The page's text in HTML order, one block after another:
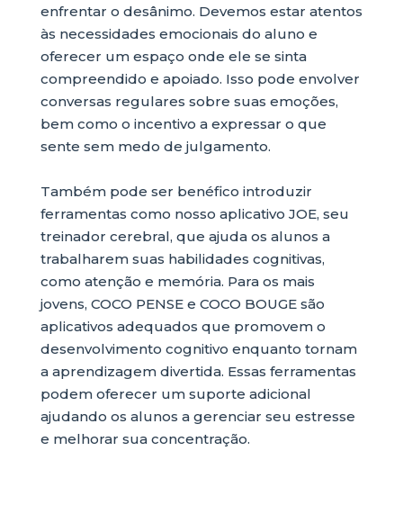
enfrentar o desânimo. Devemos estar atentos
às necessidades emocionais do aluno e
oferecer um espaço onde ele se sinta
compreendido e apoiado. Isso pode envolver
conversas regulares sobre suas emoções,
bem como o incentivo a expressar o que
sente sem medo de julgamento.
Também pode ser benéfico introduzir
ferramentas como nosso aplicativo JOE, seu
treinador cerebral, que ajuda os alunos a
trabalharem suas habilidades cognitivas,
como atenção e memória. Para os mais
jovens, COCO PENSE e COCO BOUGE são
aplicativos adequados que promovem o
desenvolvimento cognitivo enquanto tornam
a aprendizagem divertida. Essas ferramentas
podem oferecer um suporte adicional
ajudando os alunos a gerenciar seu estresse
e melhorar sua concentração.